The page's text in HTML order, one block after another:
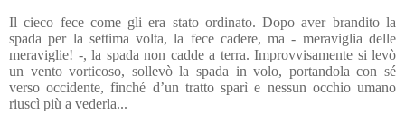
Il cieco fece come gli era stato ordinato. Dopo aver brandito la
spada per la settima volta, la fece cadere, ma - meraviglia delle
meraviglie! -, la spada non cadde a terra. Improvvisamente si levò
un vento vorticoso, sollevò la spada in volo, portandola con sé
verso occidente, finché d’un tratto sparì e nessun occhio umano
riuscì più a vederla...